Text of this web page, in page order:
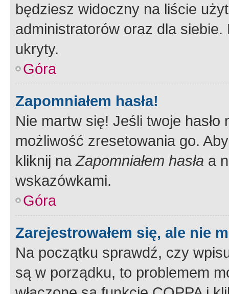
będziesz widoczny na liście
administratorów oraz dla
ukryty.
Góra
Zapomniałem hasła!
Nie martw się! Jeśli twoje
możliwość zresetowania go.
kliknij naZapomniałem hasła a
wskazówkami.
Góra
Zarejestrowałem się, ale nie
Na początku sprawdź, czy
są w porządku, to problemem